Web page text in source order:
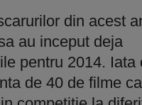
din acest
au inceput deja
pentru 2014. Iata
de 40 de filme